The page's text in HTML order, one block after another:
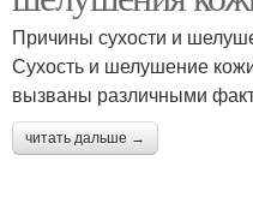
Причины сухости и
Сухость и шелушение
вызваны различными
читать дальше →